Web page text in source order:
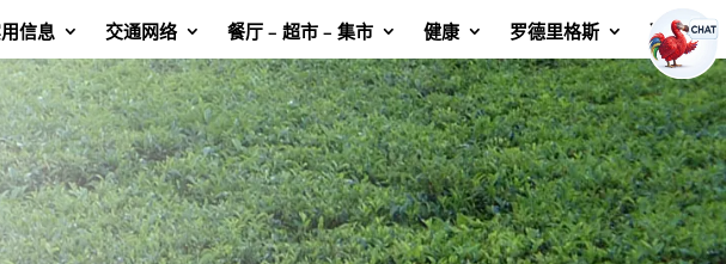
信息 交通网络 餐厅 – 超市 – 集市 健康 罗德里格斯 联系